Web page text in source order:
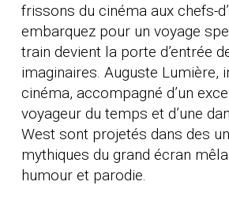
frissons du cinéma aux chefs-
embarquez pour un voyage
train devient la porte d’entrée
imaginaires. Auguste Lumière,
cinéma, accompagné d’un
voyageur du temps et d’une
West sont projetés dans des
mythiques du grand écran
humour et parodie.